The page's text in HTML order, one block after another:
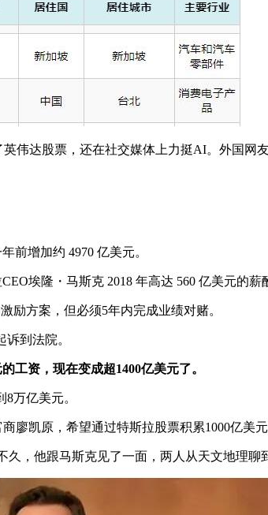
伟达股票，还在社交媒体上力挺AI。外国网
前增加约 4970 亿美元。
埃隆・马斯克 2018 年高达 560 亿美元的薪
励方案，但必须5年内完成业绩对赌。
到法院。
工资，现在变成超1400亿美元了。
万亿美元。
廖凯原，希望通过特斯拉股票积累1000亿美
久，他跟马斯克见了一面，两人从天文地理聊